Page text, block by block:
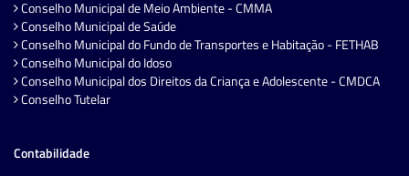
Conselho Municipal de Meio Ambiente - CMMA
Conselho Municipal de Saúde
Conselho Municipal do Fundo de Transportes e Habitação - FETHAB
Conselho Municipal do Idoso
Conselho Municipal dos Direitos da Criança e Adolescente - CMDCA
Conselho Tutelar
Contabilidade